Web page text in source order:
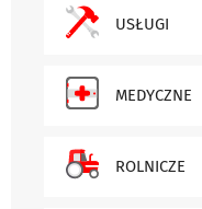
USŁUGI
MEDYCZNE
ROLNICZE